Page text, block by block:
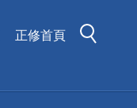
正修首頁